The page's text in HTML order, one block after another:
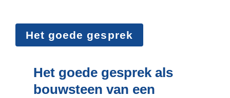
Het goede gesprek
Het goede gesprek als
bouwsteen van een